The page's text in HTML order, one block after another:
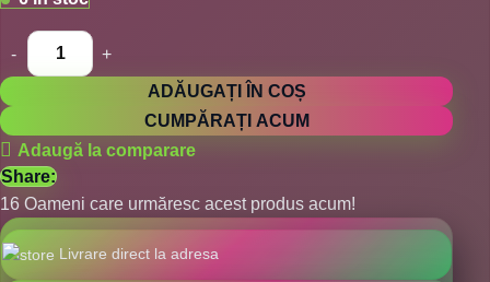
ADĂUGAȚI ÎN COȘ
CUMPĂRAȚI ACUM
Adaugă la comparare
Share:
16 Oameni care urmăresc acest produs acum!
Livrare direct la adresa